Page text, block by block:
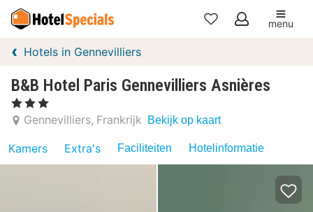
Mijn
menu
Hotels in Gennevilliers
B&B Hotel Paris Gennevilliers Asnières
, 3 Sterren
Gennevilliers Frankrijk Bekijk op kaart
Kamers Extra's Faciliteiten Hotelinformatie